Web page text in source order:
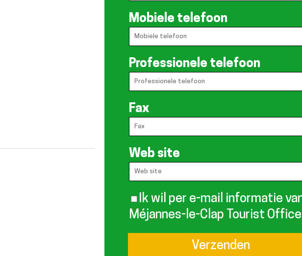
Mobiele telefoon
Professionele telefoon
Fax
Web site
Ik wil per e-mail informatie
Méjannes-le-Clap Tourist Office